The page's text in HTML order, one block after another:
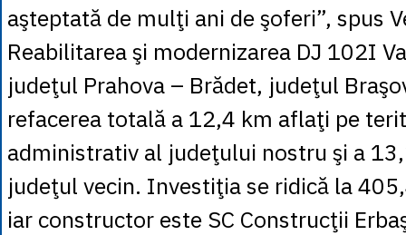
aşteptată de mulţi ani de şoferi”, spus
Reabilitarea şi modernizarea DJ 102I
judeţul Prahova – Brădet, judeţul
refacerea totală a 12,4 km aflaţi pe
administrativ al judeţului nostru şi a
judeţul vecin. Investiţia se ridică la
iar constructor este SC Construcţii